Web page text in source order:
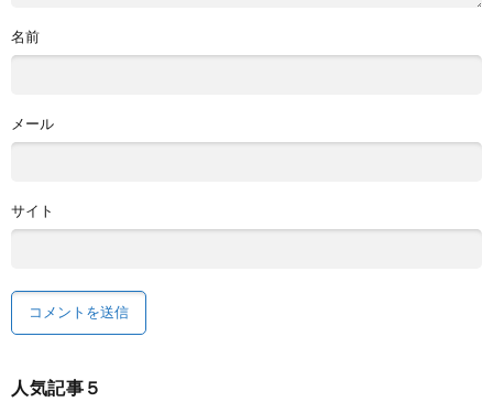
名前
メール
サイト
人気記事５